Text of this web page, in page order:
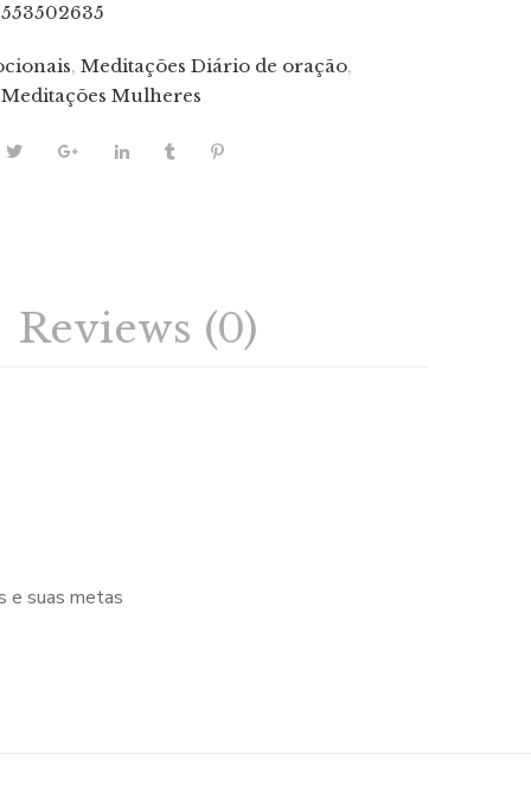
,Meditações Diário de oração,
Meditações Mulheres
Reviews (0)
e suas metas